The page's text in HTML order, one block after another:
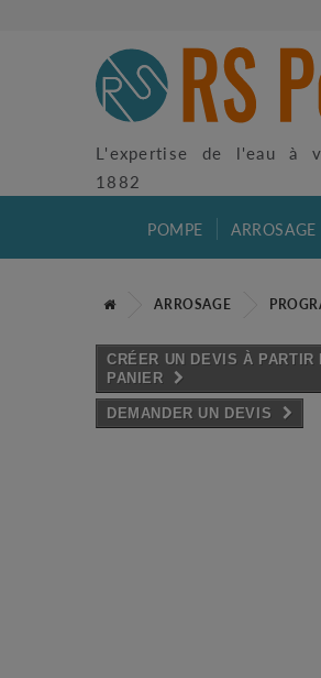
L'expertise de l'eau à
1882
POMPE ARROSAGE
ARROSAGE
CRÉER UN DEVIS À PARTIR
PANIER
DEMANDER UN DEVIS